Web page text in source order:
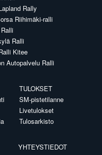
Rally
Riihimäki-ralli
Ralli
Kitee
Autopalvelu Ralli
TULOKSET
SM-pistetilanne
Livetulokset
Tulosarkisto
YHTEYSTIEDOT